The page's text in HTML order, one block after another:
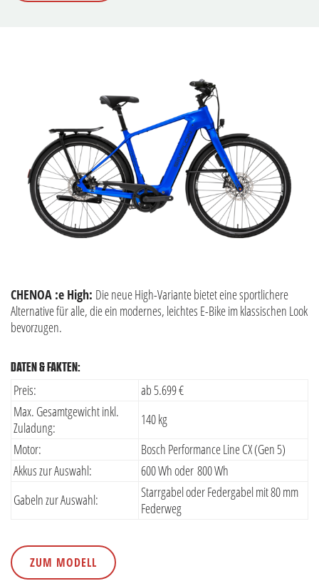
CHENOA :e High: Die neue High-Variante bietet eine sportlichere
Alternative für alle, die ein modernes, leichtes E-Bike im klassischen Look
bevorzugen.
DATEN & FAKTEN:
Preis:
ab 5.699 €
Max. Gesamtgewicht inkl.
Zuladung:
140 kg
Motor:
Bosch Performance Line CX (Gen 5)
Akkus zur Auswahl:
600 Wh oder 800 Wh
Gabeln zur Auswahl:
Starrgabel oder Federgabel mit 80 mm
Federweg
ZUM MODELL